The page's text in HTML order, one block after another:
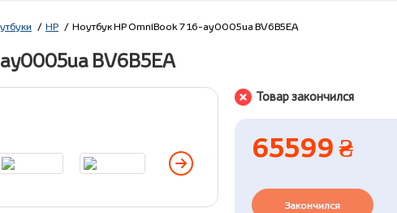
HP Ноутбук HP OmniBook 7 16-ay0005ua BV6B5EA
BV6B5EA
Товар закончился
65599 ₴
Закончился